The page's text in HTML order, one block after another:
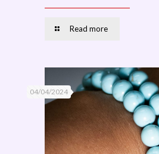
Read more
04/04/2024